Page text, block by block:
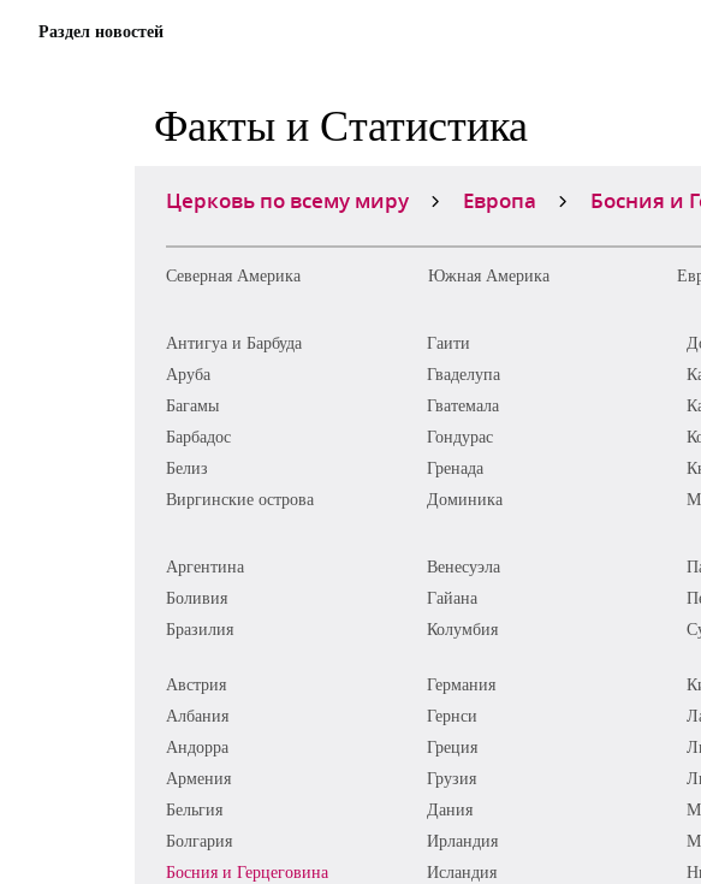
Раздел новостей
Факты и Статистика
Церковь по всему миру Европа Босния и
Северная Америка Южная Америка
Антигуа и Барбуда
Аруба
Багамы
Барбадос
Белиз
Виргинские острова
Гаити
Гваделупа
Гватемала
Гондурас
Гренада
Доминика
Аргентина
Боливия
Бразилия
Венесуэла
Гайана
Колумбия
Австрия
Албания
Андорра
Армения
Бельгия
Болгария
Босния и Герцеговина
Германия
Гернси
Греция
Грузия
Дания
Ирландия
Исландия